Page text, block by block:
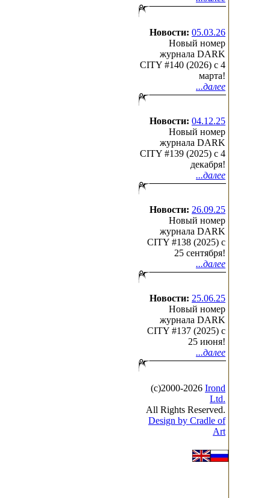
Новости: 05.03.26
Новый номер
журнала DARK
CITY #140 (2026) c 4
марта!
...далее
Новости: 04.12.25
Новый номер
журнала DARK
CITY #139 (2025) c 4
декабря!
...далее
Новости: 26.09.25
Новый номер
журнала DARK
CITY #138 (2025) c
25 сентября!
...далее
Новости: 25.06.25
Новый номер
журнала DARK
CITY #137 (2025) c
25 июня!
...далее
(с)2000-2026 Irond
Ltd.
All Rights Reserved.
Design by Cradle of
Art